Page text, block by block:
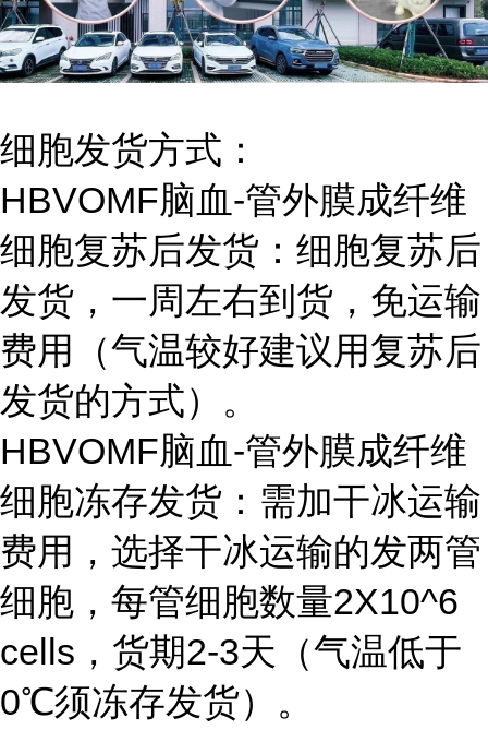
细胞发货方式：
HBVOMF脑血-管外膜成纤维
细胞复苏后发货：细胞复苏后
发货，一周左右到货，免运输
费用（气温较好建议用复苏后
发货的方式）。
HBVOMF脑血-管外膜成纤维
细胞冻存发货：需加干冰运输
费用，选择干冰运输的发两管
细胞，每管细胞数量2X10^6
cells，货期2-3天（气温低于
0℃须冻存发货）。